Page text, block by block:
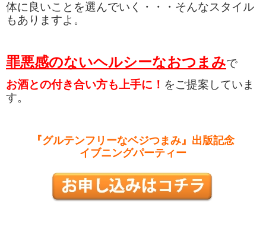
体に良いことを選んでいく・・・ そんなスタイル
もありますよ。
罪悪感のないヘルシーなおつまみで
お酒との付き合い方も上手に！ をご提案していま
す。
『グルテンフリーなベジつまみ』出版記念
イブニングパーティー